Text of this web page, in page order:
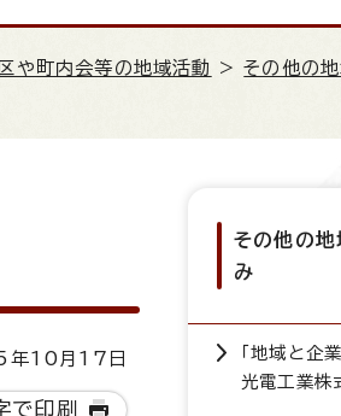
や町内会等の地域活動 >その他の
10月17日
で印刷
その他の地
み
「地域と企
光電工業株